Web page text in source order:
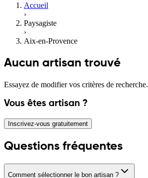
Accueil
›
Paysagiste
›
Aix-en-Provence
Aucun artisan trouvé
Essayez de modifier vos critères de recherche.
Vous êtes artisan ?
Inscrivez-vous gratuitement
Questions fréquentes
Comment sélectionner le bon artisan ?